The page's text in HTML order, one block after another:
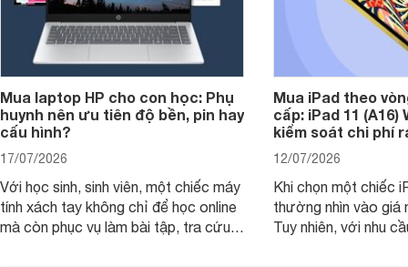
Mua laptop HP cho con học: Phụ
huynh nên ưu tiên độ bền, pin hay
cấu hình?
17/07/2026
Với học sinh, sinh viên, một chiếc máy
tính xách tay không chỉ để học online
mà còn phục vụ làm bài tập, tra cứu,
Mua iPad theo
cấp: iPad 11 (A16)
kiểm soát chi phí
12/07/2026
Khi chọn một chiếc
thường nhìn vào
Tuy nhiên, với nhu